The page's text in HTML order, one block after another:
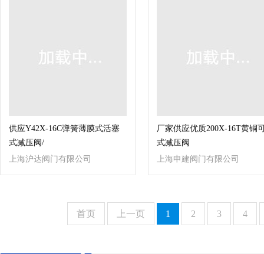
供应Y42X-16C弹簧薄膜式活塞
式减压阀/
上海沪达阀门有限公司
厂家供应优质200X-16T黄铜
式减压阀
上海申建阀门有限公司
首页 上一页 1 2 3 4